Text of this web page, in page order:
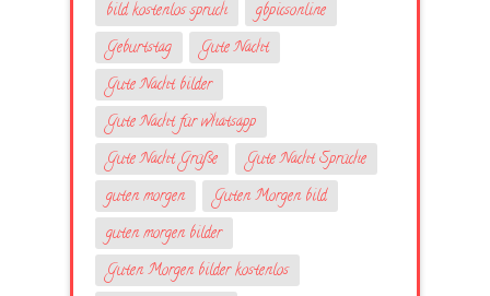
bild kostenlos spruch
gbpicsonline
Geburtstag
Gute Nacht
Gute Nacht bilder
Gute Nacht für whatsapp
Gute Nacht Grüße
Gute Nacht Sprüche
guten morgen
Guten Morgen bild
guten morgen bilder
Guten Morgen bilder kostenlos